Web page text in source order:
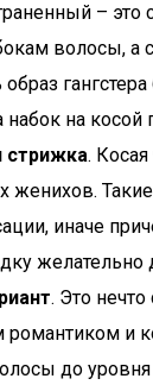
– это
волосы, а
набок на косой
стрижка.
иначе
желательно
. Это
и
до уровня